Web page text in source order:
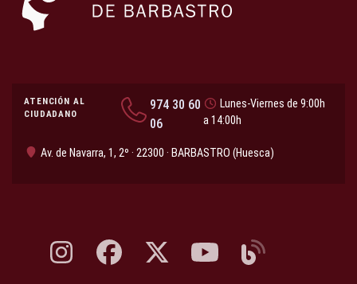
ATENCIÓN AL
CIUDADANO
974 30 60
06
Lunes-Viernes de 9:00h
a 14:00h
Av. de Navarra, 1, 2º · 22300 · BARBASTRO (Huesca)
Instagram, abre en nueva pestaña
Facebook, abre en nueva pestaña
X, antes Twitter, abre en nueva pestaña
YouTube, abre en nueva
Blog, abre en nueva